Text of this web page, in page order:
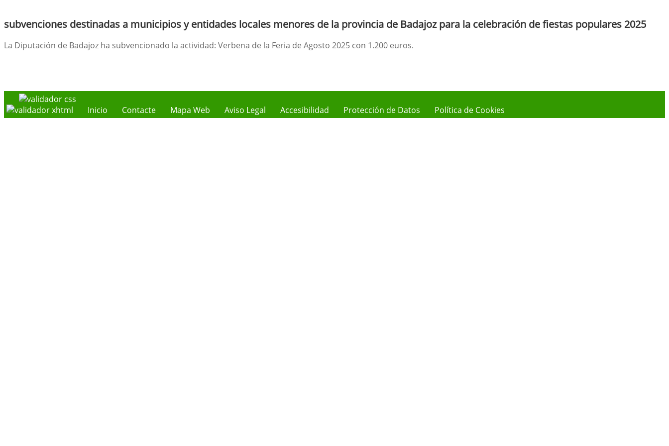
subvenciones destinadas a municipios y entidades locales menores de la provincia de Badajoz para la celebración de fiestas populares 2025
La Diputación de Badajoz ha subvencionado la actividad: Verbena de la Feria de Agosto 2025 con 1.200 euros.
Inicio Contacte Mapa Web Aviso Legal Accesibilidad Protección de Datos Política de Cookies